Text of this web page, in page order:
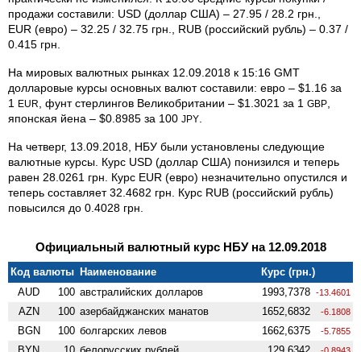
продажи составили: USD (доллар США) – 27.95 / 28.2 грн.,
EUR (евро) – 32.25 / 32.75 грн., RUB (российский рубль) – 0.37 /
0.415 грн.
На мировых валютных рынках 12.09.2018 к 15:16 GMT
долларовые курсы основных валют составили: евро – $1.16 за
1 EUR , фунт стерлингов Великобритании – $1.3021 за 1 GBP
японская йена – $0.8985 за 100 JPY
На четверг, 13.09.2018, НБУ были установлены следующие
валютные курсы. Курс USD (доллар США) понизился и теперь
равен 28.0261 грн. Курс EUR (евро) незначительно опустился и
теперь составляет 32.4682 грн. Курс RUB (российский рубль)
повысился до 0.4028 грн.
Официальный валютный курс НБУ на 12.09.2018
Код валюты Наименование
Курс (грн.)
AUD
100 австралийских долларов 1993,7378 -13.4601
AZN 100 азербайджанских манатов 1652,6832 -6.1808
BGN 100 болгарских левов 1662,6375 -5.7855
-0.8943